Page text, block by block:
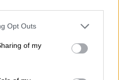
Opt Outs
of my
personas que
señalar un grupo
no deberían faltar: